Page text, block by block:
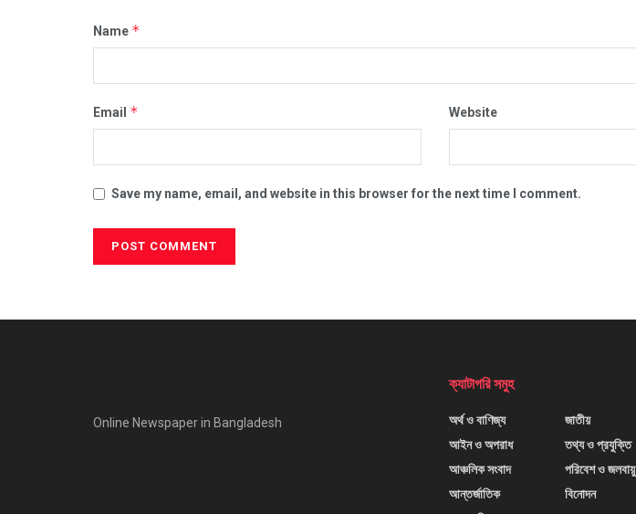
Name *
Email * Website
Save my name, email, and website in this browser for the next time I comment.
Online Newspaper in Bangladesh
ক্যাটাগরি সমুহ
অর্থ ও বাণিজ্য
আইন ও অপরাধ
আঞ্চলিক সংবাদ
আন্তর্জাতিক
জাতীয়
তথ্য ও প্রযুক্তি
পরিবেশ ও জলবায়ু
বিনোদন